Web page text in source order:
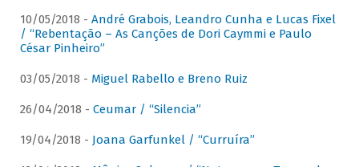
10/05/2018 - André Grabois, Leandro Cunha e Lucas Fixel
/ “Rebentação – As Canções de Dori Caymmi e Paulo
César Pinheiro”
03/05/2018 - Miguel Rabello e Breno Ruiz
26/04/2018 - Ceumar / “Silencia”
19/04/2018 - Joana Garfunkel / “Curruíra”